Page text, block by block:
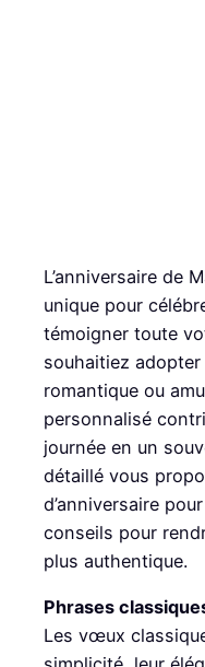
L’anniversaire de
unique pour
témoigner toute
souhaitiez
romantique ou
personnalisé
journée en un
détaillé vous
d’anniversaire
conseils pour
plus authentique.
Phrases
Les vœux